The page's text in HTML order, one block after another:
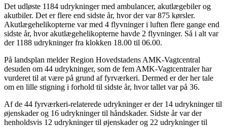
Det udløste 1184 udrykninger med ambulancer, akutlægebiler og
akutbiler. Det er flere end sidste år, hvor der var 875 kørsler.
Akutlægehelikopterne var med 4 flyvninger i luften flere gange end
sidste år, hvor akutlægehelikopterne havde 2 flyvninger. Så i alt var
der 1188 udrykninger fra klokken 18.00 til 06.00.
På landsplan melder Region Hovedstadens AMK-Vagtcentral
desuden om 44 udrykninger, som de fem AMK-Vagtcentraler har
vurderet til at være på grund af fyrværkeri. Dermed er der her tale
om en lille stigning i forhold til sidste år, hvor tallet var på 36.
Af de 44 fyrværkeri-relaterede udrykninger er der 14 udrykninger til
øjenskader og 16 udrykninger til håndskader. Sidste år var der
henholdsvis 12 udrykninger til øjenskader og 22 udrykninger til